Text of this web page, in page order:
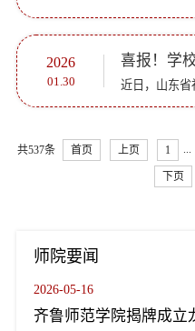
2026
01.30
共537条 首页 上页 1 ...
下页
师院要闻
2026-05-16